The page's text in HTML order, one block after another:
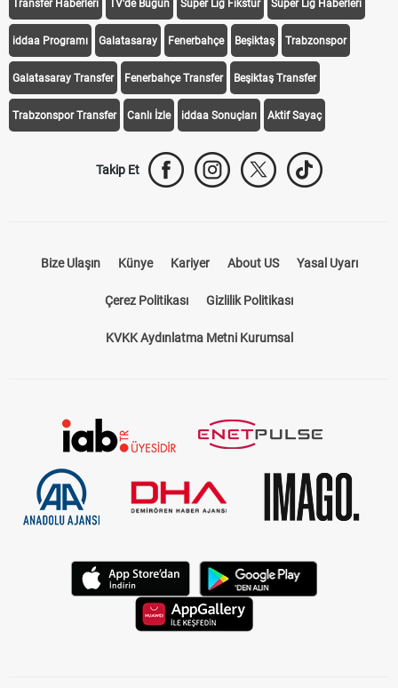
Transfer Haberleri TV'de Bugün Süper Lig Fikstür Süper Lig Haberleri
iddaa Programı Galatasaray Fenerbahçe Beşiktaş Trabzonspor
Galatasaray Transfer Fenerbahçe Transfer Beşiktaş Transfer
Trabzonspor Transfer Canlı İzle iddaa Sonuçları Aktif Sayaç
Takip Et
Bize Ulaşın Künye Kariyer About US Yasal Uyarı
Çerez Politikası Gizlilik Politikası
KVKK Aydınlatma Metni Kurumsal